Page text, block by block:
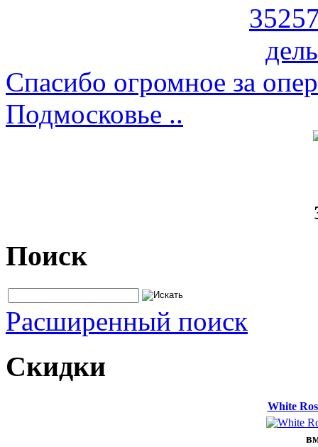
Спасибо огромное за
Подмосковье ..
Поиск
Расширенный поиск
Скидки
White